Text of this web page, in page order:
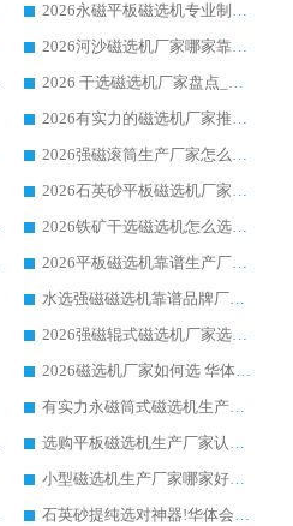
2026永磁平板磁选机专业制造 华体会手机网页版-华体会(中国) 靠谱生产厂家
2026河沙磁选机厂家哪家靠谱?华体会手机网页版-华体会(中国) 优质河沙磁选机厂家推荐
2026 干选磁选机厂家盘点_华体会手机网页版-华体会(中国) 靠谱品牌选型指南
2026有实力的磁选机厂家推荐_华体会手机网页版-华体会(中国) _行业标杆与优质厂商盘点
2026强磁滚筒生产厂家怎么选?行业口碑推荐华体会手机网页版-华体会(中国)
2026石英砂平板磁选机厂家推荐 华体会手机网页版-华体会(中国) 技术实力备受行业认可
2026铁矿干选磁选机怎么选?源头厂家华体会手机网页版-华体会(中国) ，用实力说话
2026平板磁选机靠谱生产厂家怎么选?行业标杆华体会手机网页版-华体会(中国) ，凭硬实力脱颖而出
水选强磁磁选机靠谱品牌厂家推荐：华体会手机网页版-华体会(中国) ，技术实力与口碑双在线
2026强磁辊式磁选机厂家选购技巧_认准华体会手机网页版-华体会(中国) 生产厂家
2026磁选机厂家如何选 华体会手机网页版-华体会(中国) 生产厂家14年行业经验支招
有实力永磁筒式磁选机生产厂家优质设备推荐榜｜华体会手机网页版-华体会(中国) 领衔
选购平板磁选机生产厂家认准华体会手机网页版-华体会(中国) 老牌生产厂家收获众多回头客
小型磁选机生产厂家哪家好?2026 年实测推荐，华体会手机网页版-华体会(中国) 十年口碑厂值得闭眼入
石英砂提纯选对神器!华体会手机网页版-华体会(中国) 强磁辊式磁选机价格优势全解析(2026 实测)